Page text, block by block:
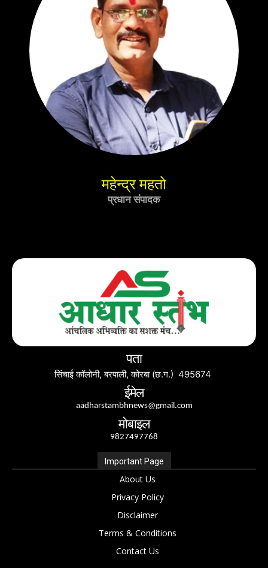
महेन्द्र महतो
प्रधान संपादक
पता
सिंचाई कॉलोनी, बरपाली, कोरबा (छ.ग.) 495674
ईमेल
aadharstambhnews@gmail.com
मोबाइल
9827497768
Important Page
About Us
Privacy Policy
Disclaimer
Terms & Conditions
Contact Us